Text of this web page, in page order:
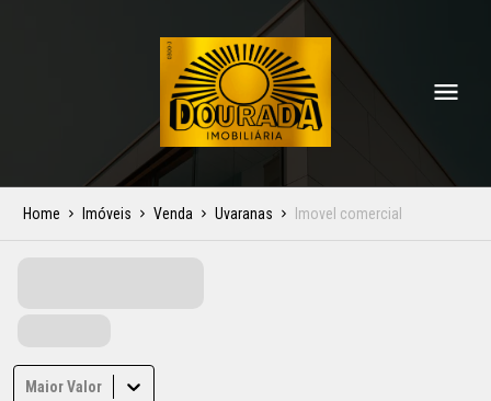
Home Imóveis Venda Uvaranas Imovel comercial
Maior Valor